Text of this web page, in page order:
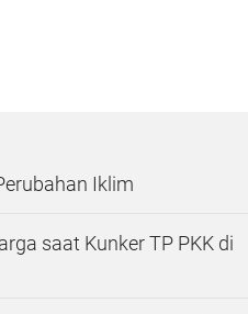
Iklim
saat Kunker TP PKK di